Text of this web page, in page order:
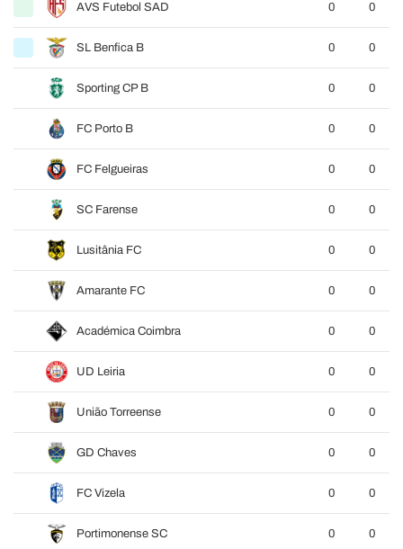
AVS Futebol SAD 0 0
SL Benfica B 0 0
Sporting CP B 0 0
FC Porto B 0 0
FC Felgueiras 0 0
SC Farense 0 0
Lusitânia FC 0 0
Amarante FC 0 0
Académica Coimbra 0 0
UD Leiria 0 0
União Torreense 0 0
GD Chaves 0 0
FC Vizela 0 0
Portimonense SC 0 0